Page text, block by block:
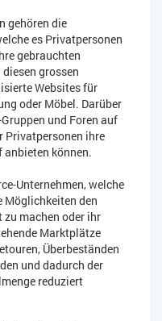
gehören die
es Privatpersonen
gebrauchten
grossen
Websites für
oder Möbel. Darüber
und Foren auf
Privatpersonen ihre
können.
Unternehmen, welche
Möglichkeiten den
machen oder ihr
Marktplätze
Überbeständen
und dadurch der
reduziert